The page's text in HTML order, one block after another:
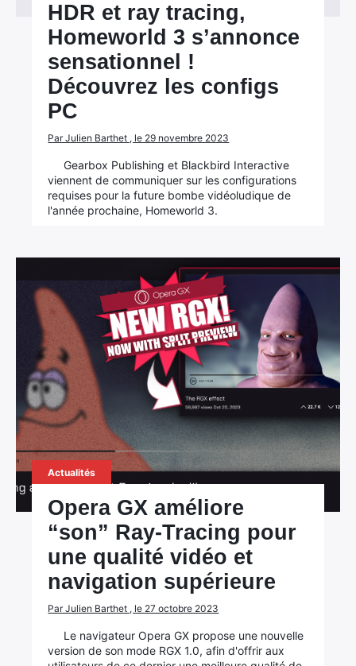
HDR et ray tracing,
Homeworld 3 s’annonce
sensationnel !
Découvrez les configs
PC
Par Julien Barthet , le 29 novembre 2023
Gearbox Publishing et Blackbird Interactive
viennent de communiquer sur les configurations
requises pour la future bombe vidéoludique de
l'année prochaine, Homeworld 3.
Actualités
Opera GX améliore
“son” Ray-Tracing pour
une qualité vidéo et
navigation supérieure
Par Julien Barthet , le 27 octobre 2023
Le navigateur Opera GX propose une nouvelle
version de son mode RGX 1.0, afin d'offrir aux